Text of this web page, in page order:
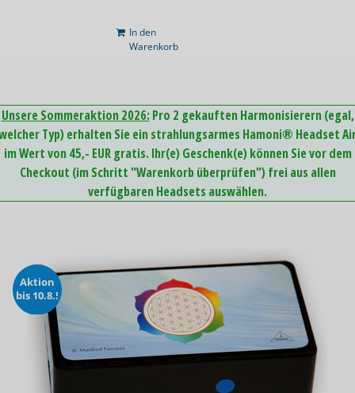
In den
Warenkorb
Unsere Sommeraktion 2026: Pro 2 gekauften Harmonisierern (egal,
Typ) erhalten Sie ein strahlungsarmes Hamoni® Headset
im Wert von 45,- EUR gratis. Ihr(e) Geschenk(e) können Sie vor dem
Checkout (im Schritt "Warenkorb überprüfen") frei aus allen
verfügbaren Headsets auswählen.
Aktion
bis 10.8.!